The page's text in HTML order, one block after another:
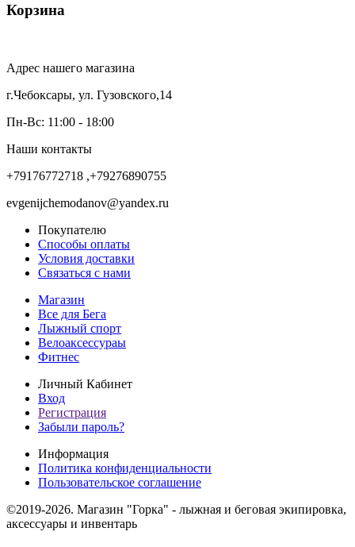
Корзина
Адрес нашего магазина
г.Чебоксары, ул. Гузовского,14
Пн-Вс: 11:00 - 18:00
Наши контакты
+79176772718 ,+79276890755
evgenijchemodanov@yandex.ru
Покупателю
Способы оплаты
Условия доставки
Связаться с нами
Магазин
Все для Бега
Лыжный спорт
Велоаксессураы
Фитнес
Личный Кабинет
Вход
Регистрация
Забыли пароль?
Информация
Политика конфиденциальности
Пользовательское соглашение
©2019-2026. Магазин "Горка" - лыжная и беговая экипировка,
аксессуары и инвентарь